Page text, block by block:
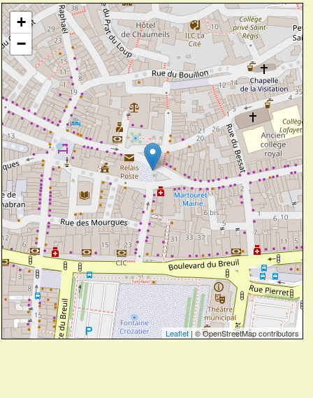
+
−
Leaflet | © OpenStreetMap contributors